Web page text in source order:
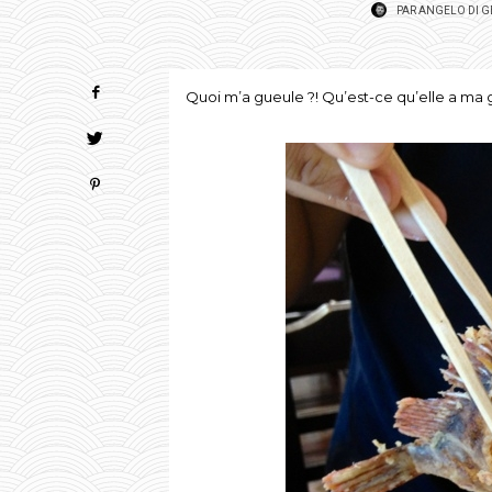
PARANGELO DI
Quoi m’a gueule ?! Qu’est-ce qu’elle a ma